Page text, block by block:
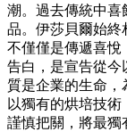
潮。過去傳統中喜
品。伊莎貝爾始終
不僅僅是傳遞喜悅
告白，是宣告從今
質是企業的生命，
以獨有的烘培技
謹慎把關，將最獨